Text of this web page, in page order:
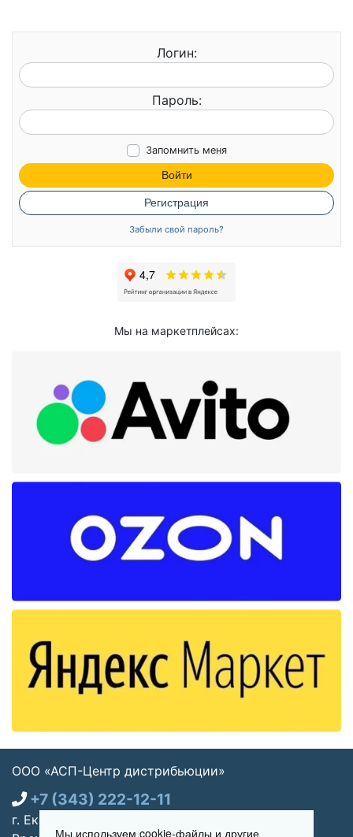
Логин:
Пароль:
Запомнить меня
Войти
Регистрация
Забыли свой пароль?
Мы на маркетплейсах:
ООО «АСП-Центр дистрибьюции»
+7 (343) 222-12-11
г. Екатеринбург, ул. Щорса 7, офис 270
Мы используем cookie-файлы и другие